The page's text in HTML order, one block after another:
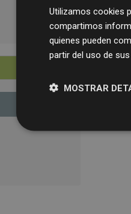
Utilizamos cookies
compartimos
quienes pueden
partir del uso de sus
MOSTRAR